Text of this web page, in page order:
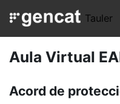
Tauler
Aula Virtual
Acord de